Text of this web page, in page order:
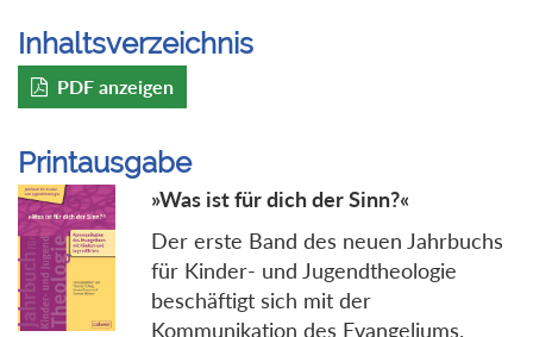
Inhaltsverzeichnis
PDF anzeigen
Printausgabe
»Was ist für dich der Sinn?«
Der erste Band des neuen Jahrbuchs
für Kinder- und Jugendtheologie
beschäftigt sich mit der
Kommunikation des Evangeliums.